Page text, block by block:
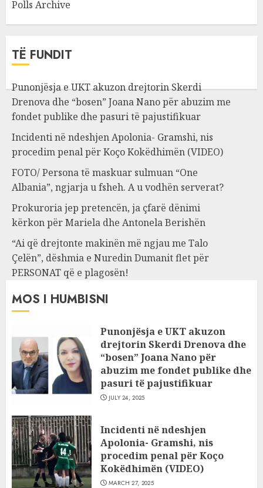
Polls Archive
TË FUNDIT
Punonjësja e UKT akuzon drejtorin Skerdi
Drenova dhe “bosen” Joana Nano për abuzim me
fondet publike dhe pasuri të pajustifikuar
Incidenti në ndeshjen Apolonia- Gramshi, nis
procedim penal për Koço Kokëdhimën (VIDEO)
FOTO/ Persona të maskuar sulmuan “One
Albania”, ngjarja u fsheh. A u vodhën serverat?
Prokuroria jep pretencën, ja çfarë dënimi
kërkon për Mariela dhe Antonela Berishën
“Ai që drejtonte makinën më ngjau me Talo
Çelën”, dëshmia e Nuredin Dumanit flet për
PERSONAT që e plagosën!
MOS I HUMBISNI
Punonjësja e UKT akuzon
drejtorin Skerdi Drenova dhe
“bosen” Joana Nano për
abuzim me fondet publike dhe
pasuri të pajustifikuar
JULY 24, 2025
Incidenti në ndeshjen
Apolonia- Gramshi, nis
procedim penal për Koço
Kokëdhimën (VIDEO)
MARCH 27, 2025